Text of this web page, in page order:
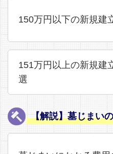
150万円以下の新規建
151万円以上の新規建
選
【解説】墓じまい